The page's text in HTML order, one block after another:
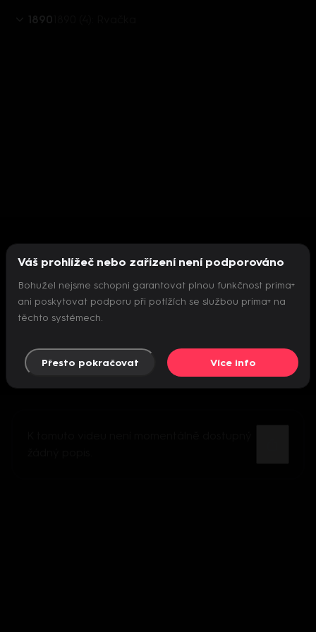
1890
Nepodařilo se inicializovat přehrávač
Váš prohlížeč nebo zařízení není podporováno
Bohužel nejsme schopni garantovat plnou funkčnost prima+
ani poskytovat podporu při potížích se službou prima+ na
těchto systémech.
Přesto pokračovat Více info